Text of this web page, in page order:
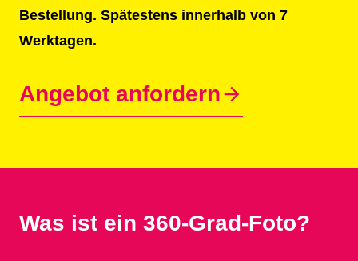
Bestellung. Spätestens innerhalb von 7
Werktagen.
Angebot anfordern
Was ist ein 360-Grad-Foto?